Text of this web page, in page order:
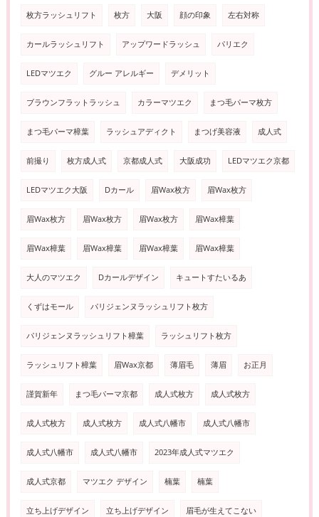
枚方ラッシュリフト 枚方 大阪 顔の印象 左右対称
カールラッシュリフト アップワードラッシュ パリエク
LEDマツエク グルー アレルギー デメリット
ブラウンフラットラッシュ カラーマツエク まつ毛パーマ枚方
まつ毛パーマ樟葉 ラッシュアディクト まつげ美容液 成人式
前撮り 枚方成人式 京都成人式 大阪成功 LEDマツエク京都
LEDマツエク大阪 Dカール 眉Wax枚方 眉Wax枚方
眉Wax枚方 眉Wax枚方 眉Wax枚方 眉Wax樟葉
眉Wax樟葉 眉Wax樟葉 眉Wax樟葉 眉Wax樟葉
大人のマツエク Dカールデザイン キュートすたいるあ
くずはモール パリジェンヌラッシュリフト枚方
パリジェンヌラッシュリフト樟葉 ラッシュリフト枚方
ラッシュリフト樟葉 眉Wax京都 薄眉毛 薄眉 お正月
謹賀新年 まつ毛パーマ京都 成人式枚方 成人式枚方
成人式枚方 成人式枚方 成人式八幡市 成人式八幡市
成人式八幡市 成人式八幡市 2023年成人式マツエク
成人式京都 マツエク デザイン 楠葉 楠葉
立ち上げデザイン 立ち上げデザイン 眉毛が生えてこない